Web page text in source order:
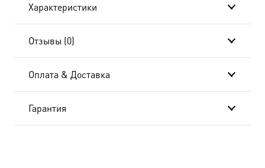
см
4809
Характеристики
Отзывы (0)
Оплата & Доставка
Гарантия